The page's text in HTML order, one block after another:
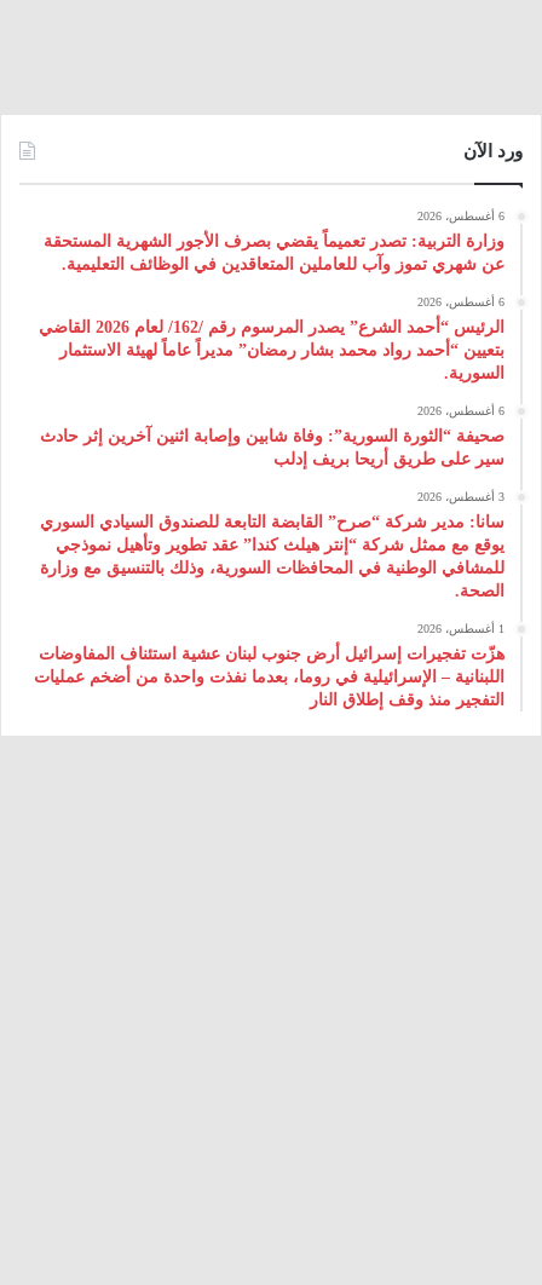
ورد الآن
6 أغسطس، 2026
وزارة التربية: تصدر تعميماً يقضي بصرف الأجور الشهرية المستحقة
عن شهري تموز وآب للعاملين المتعاقدين في الوظائف التعليمية.
6 أغسطس، 2026
الرئيس “أحمد الشرع” يصدر المرسوم رقم /162/ لعام 2026 ‌القاضي
بتعيين “أحمد رواد محمد بشار رمضان” مديراً عاماً لهيئة ‌الاستثمار
السورية.
6 أغسطس، 2026
صحيفة “الثورة السورية”: وفاة شابين وإصابة اثنين آخرين إثر حادث
سير على طريق أريحا بريف إدلب
3 أغسطس، 2026
سانا: مدير شركة “صرح” القابضة التابعة للصندوق السيادي السوري
يوقع مع ممثل شركة “إنتر هيلث كندا” عقد تطوير وتأهيل نموذجي
للمشافي الوطنية في المحافظات السورية، وذلك بالتنسيق مع وزارة
الصحة.
1 أغسطس، 2026
هزّت تفجيرات إسرائيل أرض جنوب لبنان عشية استئناف المفاوضات
اللبنانية – الإسرائيلية في روما، بعدما نفذت واحدة من أضخم عمليات
التفجير منذ وقف إطلاق النار